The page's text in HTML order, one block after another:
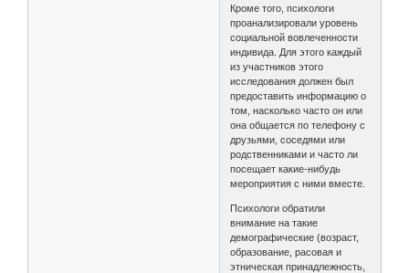
Кроме того, психологи
проанализировали уровень
социальной вовлеченности
индивида. Для этого каждый
из участников этого
исследования должен был
предоставить информацию о
том, насколько часто он или
она общается по телефону с
друзьями, соседями или
родственниками и часто ли
посещает какие-нибудь
мероприятия с ними вместе.
Психологи обратили
внимание на такие
демографические (возраст,
образование, расовая и
этническая принадлежность,